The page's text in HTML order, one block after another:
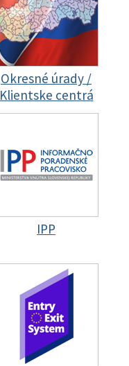
Okresné úrady /
Klientske centrá
IPP